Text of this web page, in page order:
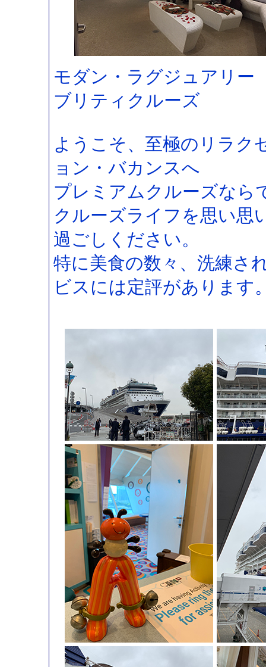
モダン・ラグジュアリ
ブリティクルーズ
ようこそ、至極のリラク
ョン・バカンスへ
プレミアムクルーズなら
クルーズライフを思い思
過ごしください。
特に美食の数々、洗練さ
ビスには定評があります